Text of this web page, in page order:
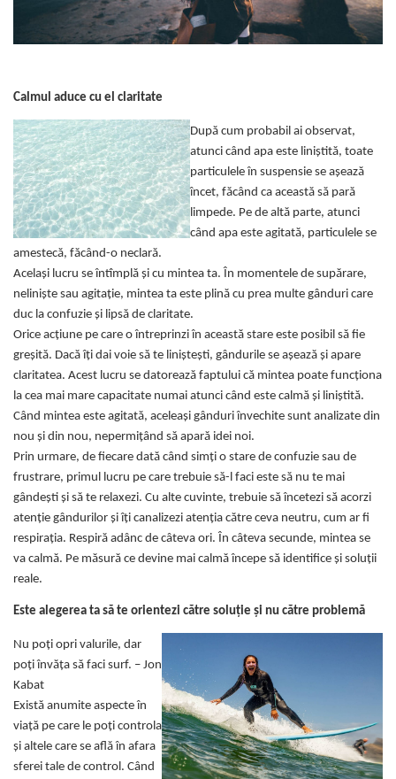
Bețișoare Chakra
Ceai Chakra
Săpun Chakra
Cunoașterea Chakrelor
Seturi Chakra
Gel duș
Bețișoare Aromate
Bețișoarele lui Marco Polo
Bețișoare Tradiționale
Bețișoare pentru Reiki
Bețișoare pentru Yoga
Bețișoarele Îngerilor
Bețișoarele Zânelor
Suporturi pentru Bețișoare
Tulsi
Accesorii pentru Ceai
Condimente
Hidrosoli
Împotriva Insectelor
Parfumuri
Parfumuri în Alcool
Rășini Prețioase, Lemne Aromatice
Sare de Himalaya
Spray Bio pentru Ambient
Unt de Karitè - Unt de Shea
Săpunuri
Produse
Calmul aduce cu el claritate
După cum probabil ai observat,
atunci când apa este liniștită, toate
particulele în suspensie se așează
încet, făcând ca această să pară
limpede. Pe de altă parte, atunci
când apa este agitată, particulele se
amestecă, făcând-o neclară.
Același lucru se întîmplă și cu mintea ta. În momentele de supărare,
neliniște sau agitație, mintea ta este plină cu prea multe gânduri care
duc la confuzie și lipsă de claritate.
Orice acțiune pe care o întreprinzi în această stare este posibil să fie
greșită. Dacă îți dai voie să te liniștești, gândurile se așează și apare
claritatea. Acest lucru se datorează faptului că mintea poate funcționa
la cea mai mare capacitate numai atunci când este calmă și liniștită.
Când mintea este agitată, aceleași gânduri învechite sunt analizate din
nou și din nou, nepermițând să apară idei noi.
Prin urmare, de fiecare dată când simți o stare de confuzie sau de
frustrare, primul lucru pe care trebuie să-l faci este să nu te mai
gândești și să te relaxezi. Cu alte cuvinte, trebuie să încetezi să acorzi
atenție gândurilor și îți canalizezi atenția către ceva neutru, cum ar fi
respirația. Respiră adânc de câteva ori. În câteva secunde, mintea se
va calmă. Pe măsură ce devine mai calmă începe să identifice și soluții
reale.
Este alegerea ta să te orientezi către soluție și nu către problemă
Nu poți opri valurile, dar
poți învăța să faci surf. – Jon
Kabat
Există anumite aspecte în
viață pe care le poți controla
și altele care se află în afara
sferei tale de control. Când